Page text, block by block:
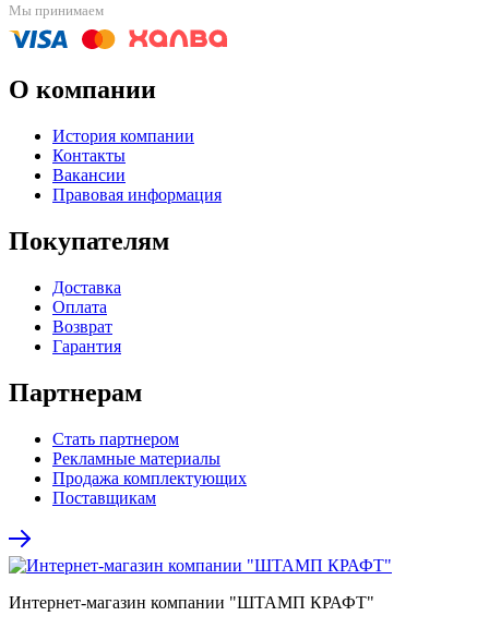
Мы принимаем
О компании
История компании
Контакты
Вакансии
Правовая информация
Покупателям
Доставка
Оплата
Возврат
Гарантия
Партнерам
Стать партнером
Рекламные материалы
Продажа комплектующих
Поставщикам
Интернет-магазин компании "ШТАМП КРАФТ"